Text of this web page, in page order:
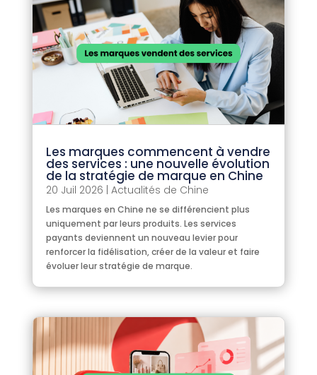
Les marques commencent à vendre
des services : une nouvelle évolution
de la stratégie de marque en Chine
20 Juil 2026 | Actualités de Chine
Les marques en Chine ne se différencient plus
uniquement par leurs produits. Les services
payants deviennent un nouveau levier pour
renforcer la fidélisation, créer de la valeur et faire
évoluer leur stratégie de marque.